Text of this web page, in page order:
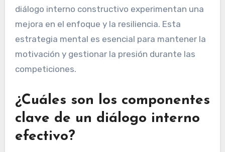
diálogo interno constructivo experimentan una
mejora en el enfoque y la resiliencia. Esta
estrategia mental es esencial para mantener la
motivación y gestionar la presión durante las
competiciones.
¿Cuáles son los componentes
clave de un diálogo interno
efectivo?